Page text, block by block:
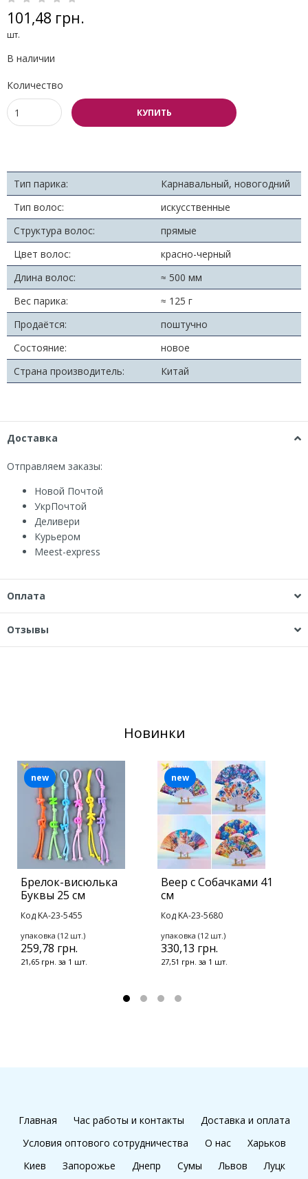
101,48 грн.
шт.
В наличии
Количество
КУПИТЬ
Тип парика:
Карнавальный, новогодний
Тип волос:
искусственные
Структура волос:
прямые
Цвет волос:
красно-черный
Длина волос:
≈ 500 мм
Вес парика:
≈ 125 г
Продаётся:
поштучно
Состояние:
новое
Страна производитель:
Китай
Доставка
Отправляем заказы:
Новой Почтой
УкрПочтой
Деливери
Курьером
Мeest-express
Оплата
Отзывы
Новинки
Брелок-висюлька
Буквы 25 см
Код KA-23-5455
упаковка (12 шт.)
259,78 грн.
21,65 грн. за 1 шт.
new
Веер с Собачками 41
см
Код KA-23-5680
упаковка (12 шт.)
330,13 грн.
27,51 грн. за 1 шт.
new
Главная Час работы и контакты
Доставка и оплата
Условия оптового сотрудничества
О нас
Харьков
Киев
Запорожье Днепр Сумы Львов Луцк